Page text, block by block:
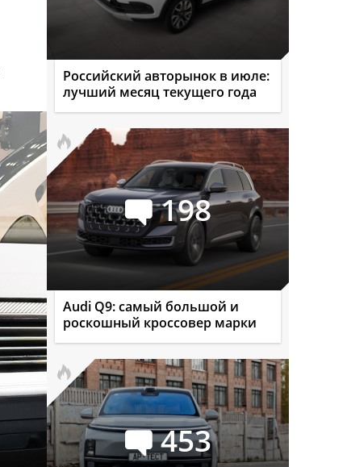
Российский авторынок в июле:
лучший месяц текущего года
198
Audi Q9: самый большой и
роскошный кроссовер марки
453